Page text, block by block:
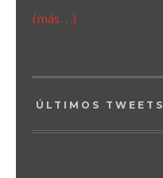
(más…)
ÚLTIMOS TWEETS